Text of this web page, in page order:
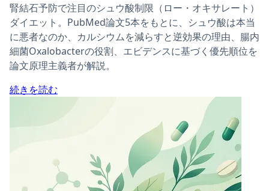
腎結石予防で注目のシュウ酸制限（ロー・オキサレート）
ダイエット。PubMed論文5本をもとに、シュウ酸は本当
に悪者なのか、カルシウムを減らすと逆効果の理由、腸内
細菌Oxalobacterの役割、エビデンスに基づく優先順位を
論文原理主義者が解説。
続きを読む